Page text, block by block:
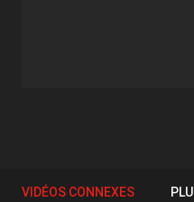
VIDÉOS CONNEXES